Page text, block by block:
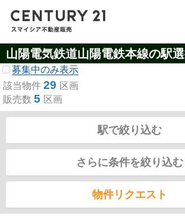
山陽電気鉄道山陽電鉄本線の駅
募集中のみ表示
該当物件 29 区画
販売数 5 区画
駅で絞り込む
さらに条件を絞り込む
物件リクエスト